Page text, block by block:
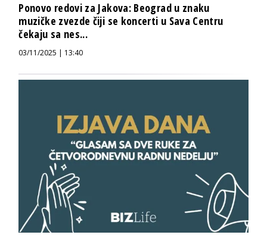
Ponovo redovi za Jakova: Beograd u znaku
muzičke zvezde čiji se koncerti u Sava Centru
čekaju sa nes...
03/11/2025 | 13:40